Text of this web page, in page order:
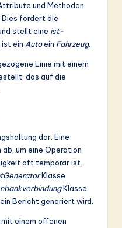
und Methoden
Dies fördert die
stellt eine ist-
ist ein Autoein Fahrzeug.
Linie mit einem
das auf die
dar. Eine
um eine Operation
oft temporär ist.
Klasse
Klasse
Bericht generiert wird.
einem offenen